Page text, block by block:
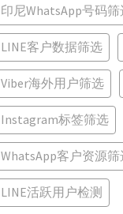
印尼WhatsApp号码筛
LINE客户数据筛选
Viber海外用户筛选
Instagram标签筛选
WhatsApp客户资源筛
LINE活跃用户检测